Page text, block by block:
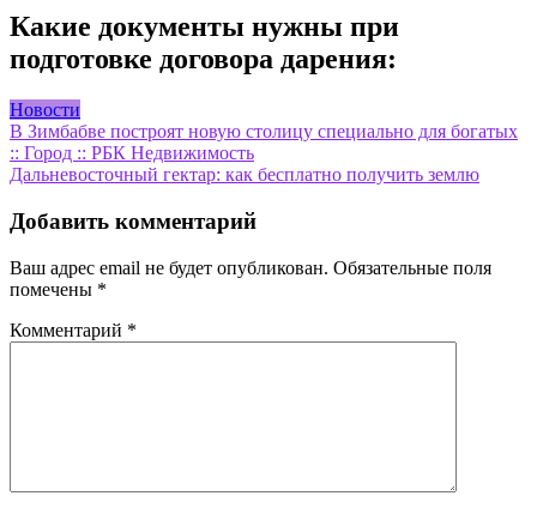
Какие документы нужны при
подготовке договора дарения:
Новости
Навигация
по
В Зимбабве построят новую столицу специально для богатых
:: Город :: РБК Недвижимость
Дальневосточный гектар: как бесплатно получить землю
Добавить комментарий
Ваш адрес email не будет опубликован. Обязательные поля
помечены *
Комментарий *